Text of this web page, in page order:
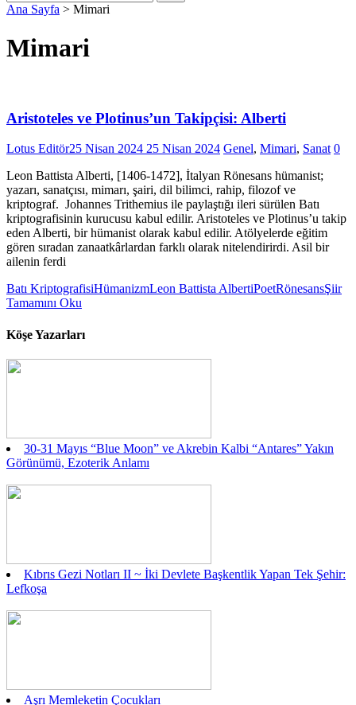
Ana Sayfa > Mimari
Mimari
Aristoteles ve Plotinus’un Takipçisi: Alberti
Lotus Editör25 Nisan 2024 25 Nisan 2024 Genel, Mimari, Sanat 0
Leon Battista Alberti, [1406-1472], İtalyan Rönesans hümanist;
yazarı, sanatçısı, mimarı, şairi, dil bilimci, rahip, filozof ve
kriptograf. Johannes Trithemius ile paylaştığı ileri sürülen Batı
kriptografisinin kurucusu kabul edilir. Aristoteles ve Plotinus’u takip
eden Alberti, bir hümanist olarak kabul edilir. Atölyelerde eğitim
gören sıradan zanaatkârlardan farklı olarak nitelendirirdi. Asil bir
ailenin ferdi
Batı KriptografisiHümanizmLeon Battista AlbertiPoetRönesansŞiir
Tamamını Oku
Köşe Yazarları
30-31 Mayıs “Blue Moon” ve Akrebin Kalbi “Antares” Yakın
Görünümü, Ezoterik Anlamı
Kıbrıs Gezi Notları II ~ İki Devlete Başkentlik Yapan Tek Şehir:
Lefkoşa
Aşrı Memleketin Çocukları